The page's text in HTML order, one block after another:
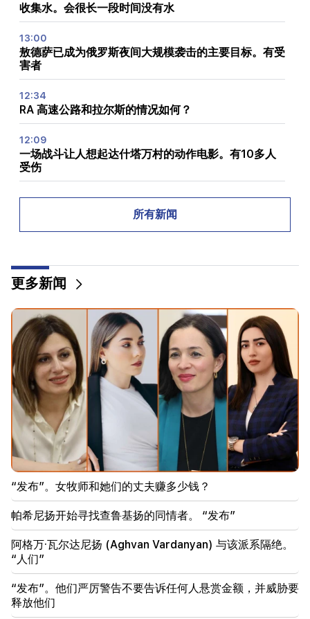
收集水。会很长一段时间没有水
13:00
敖德萨已成为俄罗斯夜间大规模袭击的主要目标。有受
害者
12:34
RA 高速公路和拉尔斯的情况如何？
12:09
一场战斗让人想起达什塔万村的动作电影。有10多人
受伤
12:00
11年没有剪头发了。印度一名居民创造了头发长度的世
科学家发现一种蘑菇可以让不同国家的人产生类似的幻
觉
11:00
不是代替老师。机器人在学校中的理想角色已经揭晓
10:34
科学家发现鸣禽人类语言的关键特征之一
10:00
最罕见的景象：无人机在澳大利亚海岸拍摄到抹香鲸的
诞生（视频）
01:49
Argam Abrahamyan 被拘留两个月
00:17
许多地址将在很长一段时间内没有gas
23:50
未来几天的天气怎么样？
23:01
埃里温发生的悲惨事件
所有新闻
更多新闻
“发布”。女牧师和她们的丈夫赚多少钱？
帕希尼扬开始寻找查鲁基扬的同情者。 “发布”
阿格万·瓦尔达尼扬 (Aghvan Vardanyan) 与该派系隔绝。
“人们”
“发布”。他们严厉警告不要告诉任何人悬赏金额，并威胁要
释放他们